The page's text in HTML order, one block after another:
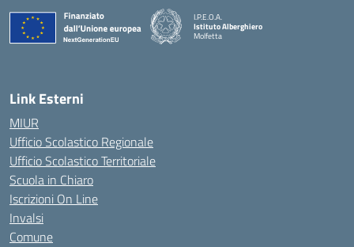
I.P.E.O.A.
Istituto Alberghiero
Molfetta
Link Esterni
MIUR
Ufficio Scolastico Regionale
Ufficio Scolastico Territoriale
Scuola in Chiaro
Iscrizioni On Line
Invalsi
Comune